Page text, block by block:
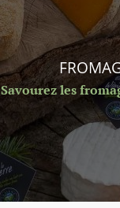
Savourez les